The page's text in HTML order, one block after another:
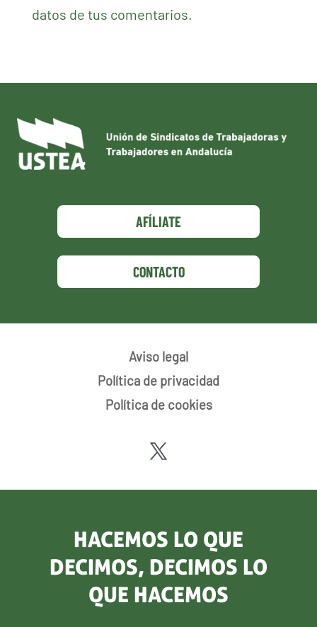
datos de tus comentarios.
AFÍLIATE
CONTACTO
Aviso legal
Política de privacidad
Política de cookies
HACEMOS LO QUE
DECIMOS, DECIMOS LO
QUE HACEMOS